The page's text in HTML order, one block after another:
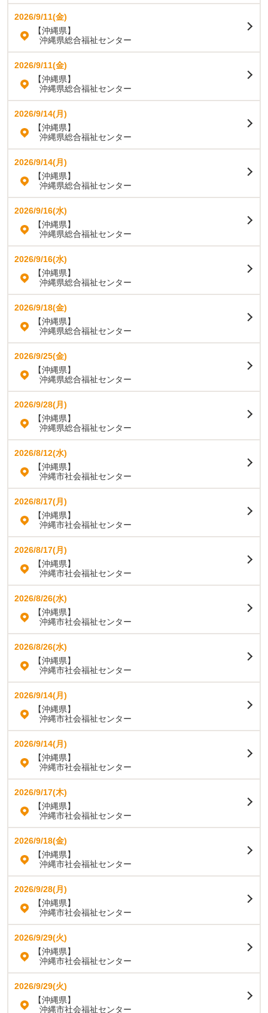
2026/9/11(金)
【沖縄県】
沖縄県総合福祉センター
2026/9/11(金)
【沖縄県】
沖縄県総合福祉センター
2026/9/14(月)
【沖縄県】
沖縄県総合福祉センター
2026/9/14(月)
【沖縄県】
沖縄県総合福祉センター
2026/9/16(水)
【沖縄県】
沖縄県総合福祉センター
2026/9/16(水)
【沖縄県】
沖縄県総合福祉センター
2026/9/18(金)
【沖縄県】
沖縄県総合福祉センター
2026/9/25(金)
【沖縄県】
沖縄県総合福祉センター
2026/9/28(月)
【沖縄県】
沖縄県総合福祉センター
2026/8/12(水)
【沖縄県】
沖縄市社会福祉センター
2026/8/17(月)
【沖縄県】
沖縄市社会福祉センター
2026/8/17(月)
【沖縄県】
沖縄市社会福祉センター
2026/8/26(水)
【沖縄県】
沖縄市社会福祉センター
2026/8/26(水)
【沖縄県】
沖縄市社会福祉センター
2026/9/14(月)
【沖縄県】
沖縄市社会福祉センター
2026/9/14(月)
【沖縄県】
沖縄市社会福祉センター
2026/9/17(木)
【沖縄県】
沖縄市社会福祉センター
2026/9/18(金)
【沖縄県】
沖縄市社会福祉センター
2026/9/28(月)
【沖縄県】
沖縄市社会福祉センター
2026/9/29(火)
【沖縄県】
沖縄市社会福祉センター
2026/9/29(火)
【沖縄県】
沖縄市社会福祉センター